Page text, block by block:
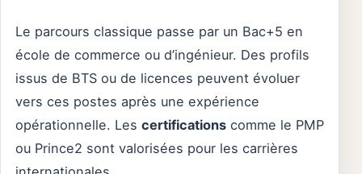
Le parcours classique passe par un Bac+5 en
école de commerce ou d’ingénieur. Des profils
issus de BTS ou de licences peuvent évoluer
vers ces postes après une expérience
opérationnelle. Les certifications comme le PMP
ou Prince2 sont valorisées pour les carrières